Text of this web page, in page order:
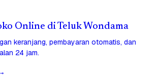
Online di Teluk Wondama
keranjang, pembayaran otomatis, dan
24 jam.